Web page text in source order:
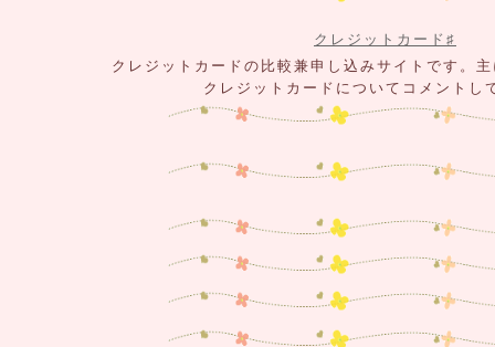
クレジットカード♯
クレジットカードの比較兼申し込みサイトです。
クレジットカードについてコメントし